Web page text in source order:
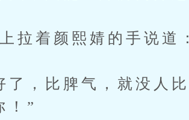
着颜熙婧的手说道
，比脾气，就没人比
！”